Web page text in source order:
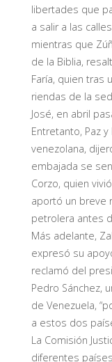
libertades que
a salir a las
mientras que
de la Biblia,
Faría, quien tras
riendas de la
José, en abril
Entretanto, Paz
venezolana,
embajada se
Corzo, quien
aportó un breve
petrolera antes
Más adelante,
expresó su
reclamó del
Pedro Sánchez,
de Venezuela,
a estos dos
La Comisión
diferentes